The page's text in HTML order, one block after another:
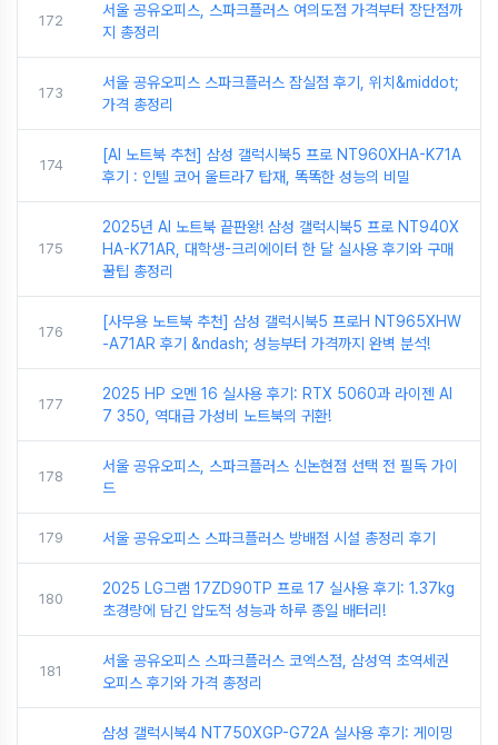
172
서울 공유오피스, 스파크플러스 여의도점 가격부터 장단점까
지 총정리
173
서울 공유오피스 스파크플러스 잠실점 후기, 위치&middot;
가격 총정리
174
[AI 노트북 추천] 삼성 갤럭시북5 프로 NT960XHA-K71A
후기 : 인텔 코어 울트라7 탑재, 똑똑한 성능의 비밀
175
2025년 AI 노트북 끝판왕! 삼성 갤럭시북5 프로 NT940X
HA-K71AR, 대학생-크리에이터 한 달 실사용 후기와 구매
꿀팁 총정리
176
[사무용 노트북 추천] 삼성 갤럭시북5 프로H NT965XHW
-A71AR 후기 &ndash; 성능부터 가격까지 완벽 분석!
177
2025 HP 오멘 16 실사용 후기: RTX 5060과 라이젠 AI
7 350, 역대급 가성비 노트북의 귀환!
178
서울 공유오피스, 스파크플러스 신논현점 선택 전 필독 가이
드
179 서울 공유오피스 스파크플러스 방배점 시설 총정리 후기
180
2025 LG그램 17ZD90TP 프로 17 실사용 후기: 1.37kg
초경량에 담긴 압도적 성능과 하루 종일 배터리!
181
서울 공유오피스 스파크플러스 코엑스점, 삼성역 초역세권
오피스 후기와 가격 총정리
삼성 갤럭시북4 NT750XGP-G72A 실사용 후기: 게이밍